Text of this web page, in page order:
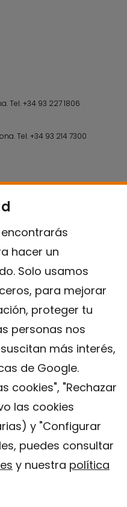
encontrarás
hacer un
Solo usamos
para mejorar
proteger tu
personas nos
más interés,
de Google.
cookies", "Rechazar
las cookies
y "Configurar
puedes consultar
y nuestra política
Tel.+34 93 227 1806
Tel.+34 93 214 7300